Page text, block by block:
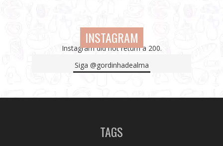
INSTAGRAM
Instagram did not return a 200.
Siga @gordinhadealma
TAGS